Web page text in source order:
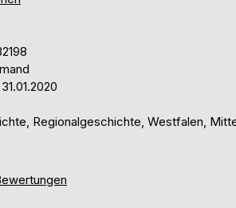
Regionalgeschichte, Westfalen,